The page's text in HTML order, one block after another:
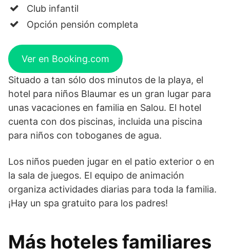
Club infantil
Opción pensión completa
Ver en Booking.com
Situado a tan sólo dos minutos de la playa, el
hotel para niños Blaumar es un gran lugar para
unas vacaciones en familia en Salou. El hotel
cuenta con dos piscinas, incluida una piscina
para niños con toboganes de agua.
Los niños pueden jugar en el patio exterior o en
la sala de juegos. El equipo de animación
organiza actividades diarias para toda la familia.
¡Hay un spa gratuito para los padres!
Más hoteles familiares